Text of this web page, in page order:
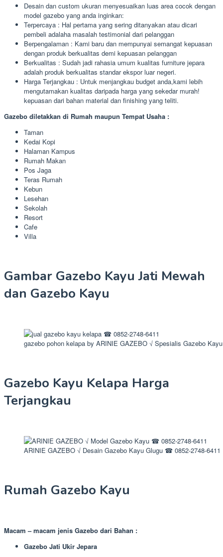
Desain dan custom ukuran menyesuaikan luas area cocok dengan
model gazebo yang anda inginkan:
Terpercaya : Hal pertama yang sering ditanyakan atau dicari
pembeli adalaha masalah testimonial dari pelanggan
Berpengalaman : Kami baru dan mempunyai semangat kepuasan
dengan produk berkualitas demi kepuasan pelanggan
Berkualitas : Sudah jadi rahasia umum kualitas furniture jepara
adalah produk berkualitas standar ekspor luar negeri.
Harga Terjangkau : Untuk menjangkau budget anda,kami lebih
mengutamakan kualitas daripada harga yang sekedar murah!
kepuasan dari bahan material dan finishing yang teliti.
Gazebo diletakkan di Rumah maupun Tempat Usaha :
Taman
Kedai Kopi
Halaman Kampus
Rumah Makan
Pos Jaga
Teras Rumah
Kebun
Lesehan
Sekolah
Resort
Cafe
Villa
Gambar Gazebo Kayu Jati Mewah
dan Gazebo Kayu
gazebo pohon kelapa by ARINIE GAZEBO √ Spesialis Gazebo Kayu
Gazebo Kayu Kelapa Harga
Terjangkau
ARINIE GAZEBO √ Desain Gazebo Kayu Glugu ☎ 0852-2748-6411
Rumah Gazebo Kayu
Macam – macam jenis Gazebo dari Bahan :
Gazebo Jati Ukir Jepara